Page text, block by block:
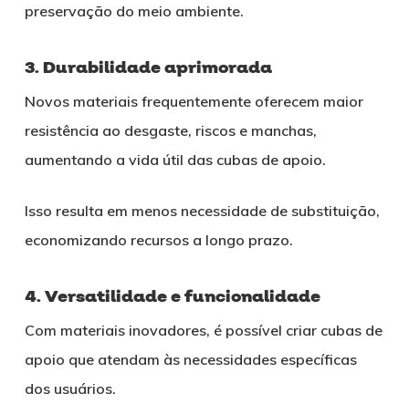
preservação do meio ambiente.
3. Durabilidade aprimorada
Novos materiais frequentemente oferecem maior
resistência ao desgaste, riscos e manchas,
aumentando a vida útil das cubas de apoio.
Isso resulta em menos necessidade de substituição,
economizando recursos a longo prazo.
4. Versatilidade e funcionalidade
Com materiais inovadores, é possível criar cubas de
apoio que atendam às necessidades específicas
dos usuários.